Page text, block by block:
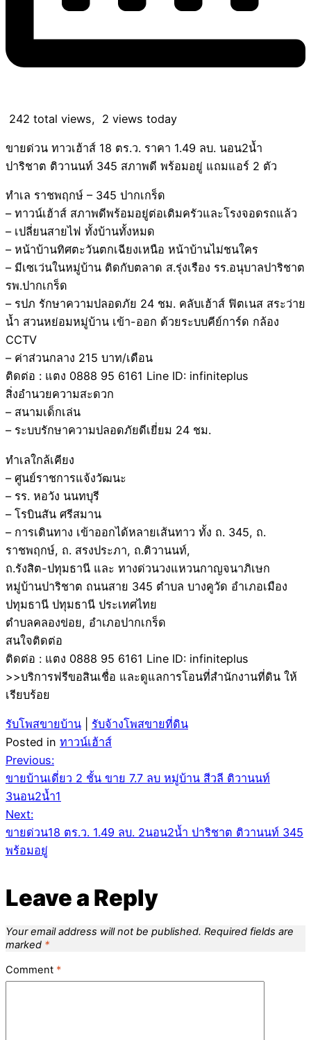
242 total views, 2 views today
ขายด่วน ทาวเฮ้าส์ 18 ตร.ว. ราคา 1.49 ลบ. นอน2น้ำ
ปาริชาต ติวานนท์ 345 สภาพดี พร้อมอยู่ แถมแอร์ 2 ตัว
ทำเล ราชพฤกษ์ – 345 ปากเกร็ด
– ทาวน์เฮ้าส์ สภาพดีพร้อมอยู่ต่อเติมครัวและโรงจอดรถแล้ว
– เปลี่ยนสายไฟ ทั้งบ้านทั้งหมด
– หน้าบ้านทิศตะวันตกเฉียงเหนือ หน้าบ้านไม่ชนใคร
– มีเซเว่นในหมู่บ้าน ติดกับตลาด ส.รุ่งเรือง รร.อนุบาลปาริชาต
รพ.ปากเกร็ด
– รปภ รักษาความปลอดภัย 24 ชม. คลับเฮ้าส์ ฟิตเนส สระว่าย
น้ำ สวนหย่อมหมู่บ้าน เข้า-ออก ด้วยระบบคีย์การ์ด กล้อง
CCTV
– ค่าส่วนกลาง 215 บาท/เดือน
ติดต่อ : แตง 0888 95 6161 Line ID: infiniteplus
สิ่งอำนวยความสะดวก
– สนามเด็กเล่น
– ระบบรักษาความปลอดภัยดีเยี่ยม 24 ชม.
ทำเลใกล้เคียง
– ศูนย์ราชการแจ้งวัฒนะ
– รร. หอวัง นนทบุรี
– โรบินสัน ศรีสมาน
– การเดินทาง เข้าออกได้หลายเส้นทาว ทั้ง ถ. 345, ถ.
ราชพฤกษ์, ถ. สรงประภา, ถ.ติวานนท์,
ถ.รังสิต-ปทุมธานี และ ทางด่วนวงแหวนกาญจนาภิเษก
หมู่บ้านปาริชาต ถนนสาย 345 ตำบล บางคูวัด อำเภอเมือง
ปทุมธานี ปทุมธานี ประเทศไทย
ตำบลคลองข่อย, อำเภอปากเกร็ด
สนใจติดต่อ
ติดต่อ : แตง 0888 95 6161 Line ID: infiniteplus
>>บริการฟรีขอสินเชื่อ และดูแลการโอนที่สำนักงานที่ดิน ให้
เรียบร้อย
รับโพสขายบ้าน
รับจ้างโพสขายที่ดิน
Posted in ทาวน์เฮ้าส์
Post
navigation
Previous:
ขายบ้านเดี่ยว 2 ชั้น ขาย 7.7 ลบ หมู่บ้าน สีวลี ติวานนท์
3นอน2น้ำ1
Next:
ขายด่วน18 ตร.ว. 1.49 ลบ. 2นอน2น้ำ ปาริชาต ติวานนท์ 345
พร้อมอยู่
Leave a Reply
Your email address will not be published. Required fields are
marked *
Comment *